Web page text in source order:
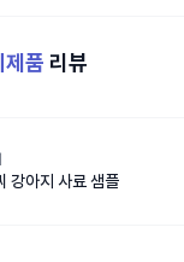
제품 리뷰
강아지 사료 샘플